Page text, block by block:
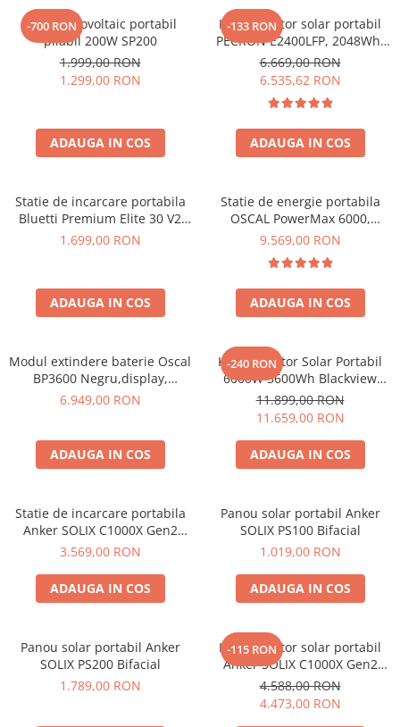
Peste 3000W
Cauta dupa marca
Pecron
Oscal
Panouri Solare Pliabile
Cauta dupa marca
Toate panourile portabile
Kituri solare pentru balcon
Componente Fotovoltaice
Incarcatoare solare
Incarcatoare solare PWM
Cabluri panouri fotovoltaice
Cabluri pentru echipamente
Accesorii
Monitorizare si control
-700 RON
Panou fotovoltaic portabil
pliabil 200W SP200
1.999,00 RON
1.299,00 RON
ADAUGA IN COS
-133 RON
Kit generator solar portabil
PECRON E2400LFP, 2048Wh,
2400W, 230V, Incarcare super
rapida, LiFePO4, Controler
MPPT dublu, Protectie BMS +
Panou solar 200W
6.669,00 RON
6.535,62 RON
ADAUGA IN COS
Statie de incarcare portabila
Bluetti Premium Elite 30 V2
600W 320Wh
1.699,00 RON
ADAUGA IN COS
Statie de energie portabila
OSCAL PowerMax 6000,
6000W (9000W varf), baterie
rapida in 1.96h, 14 porturi,
USB-C 100W, control
inteligent la distanta,
functionalitate UPS
9.569,00 RON
ADAUGA IN COS
Modul extindere baterie Oscal
BP3600 Negru,display,
compatibil cu Oscal
6.949,00 RON
ADAUGA IN COS
-240 RON
Kit Generator Solar Portabil
6000W 3600Wh Blackview
OSCAL PowerMax 6000 +
panou solar 400W
11.899,00 RON
11.659,00 RON
ADAUGA IN COS
Statie de incarcare portabila
Anker SOLIX C1000X Gen2
2000W 1024Wh
3.569,00 RON
ADAUGA IN COS
Panou solar portabil Anker
SOLIX PS100 Bifacial
1.019,00 RON
ADAUGA IN COS
Panou solar portabil Anker
SOLIX PS200 Bifacial
1.789,00 RON
-115 RON
Kit generator solar portabil
Anker SOLIX C1000X Gen2
2000W 1024Wh + panou 100W
4.588,00 RON
4.473,00 RON